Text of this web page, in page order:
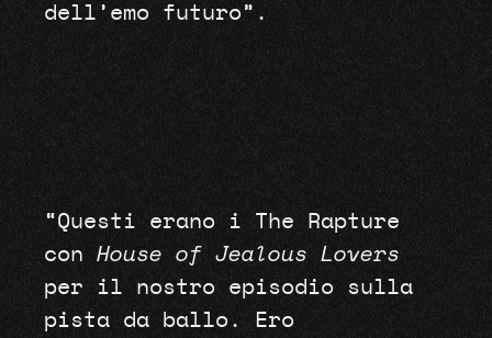
dell’emo futuro”.
“Questi erano i The Rapture
con House of Jealous Lovers
per il nostro episodio sulla
pista da ballo. Ero